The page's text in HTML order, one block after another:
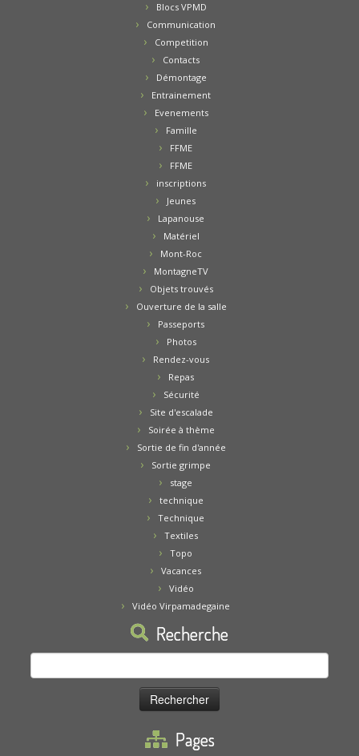
Blocs VPMD
Communication
Competition
Contacts
Démontage
Entrainement
Evenements
Famille
FFME
FFME
inscriptions
Jeunes
Lapanouse
Matériel
Mont-Roc
MontagneTV
Objets trouvés
Ouverture de la salle
Passeports
Photos
Rendez-vous
Repas
Sécurité
Site d'escalade
Soirée à thème
Sortie de fin d'année
Sortie grimpe
stage
technique
Technique
Textiles
Topo
Vacances
Vidéo
Vidéo Virpamadegaine
Recherche
Rechercher :
Pages